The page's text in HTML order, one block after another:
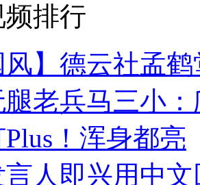
排行
风】德云社孟
老兵马三小
！浑身都亮
言人即兴用中